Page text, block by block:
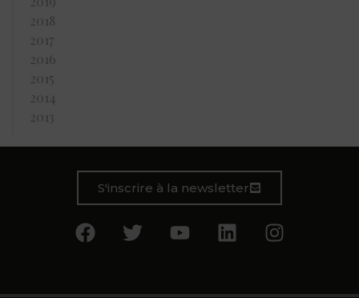
2018
2017
2016
2015
2014
2013
S'inscrire à la newsletter